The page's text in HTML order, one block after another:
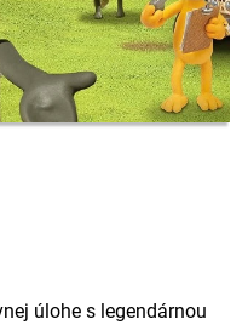
úlohe s legendárnou